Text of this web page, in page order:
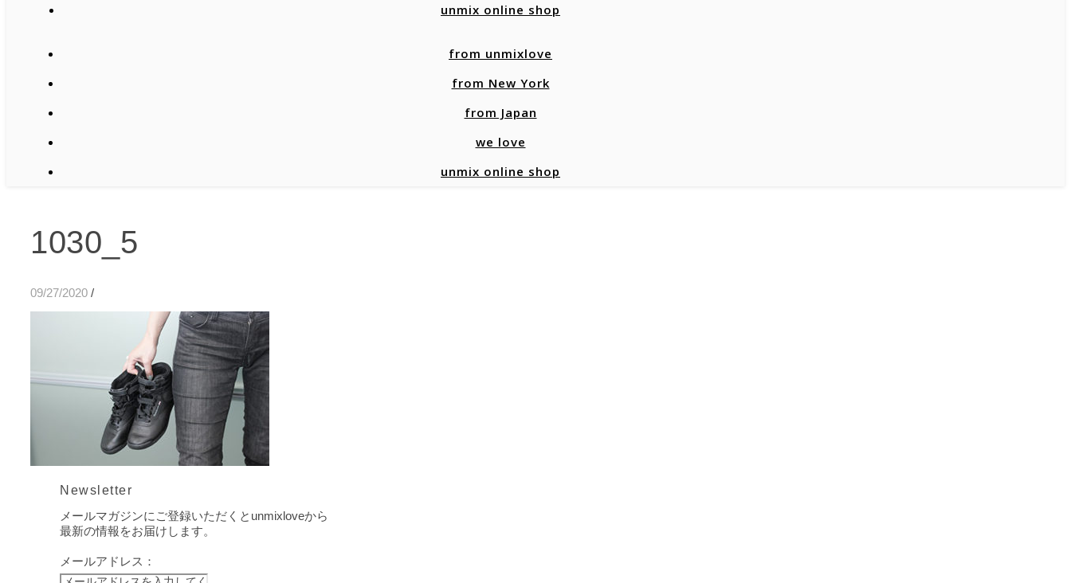
unmix online shop
from unmixlove
from New York
from Japan
we love
unmix online shop
1030_5
09/27/2020 /
Newsletter
メールマガジンにご登録いただくとunmixloveから
最新の情報をお届けします。
メールアドレス：